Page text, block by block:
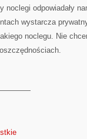
noclegi odpowiadały
wystarcza
noclegu. Nie